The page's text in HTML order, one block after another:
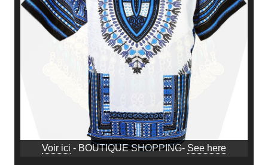
Voir ici - BOUTIQUE SHOPPING- See here